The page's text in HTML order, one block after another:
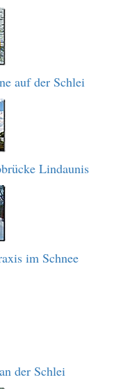
auf der Schlei
Lindaunis
im Schnee
der Schlei